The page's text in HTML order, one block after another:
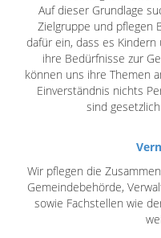
Auf dieser Grundlage
Zielgruppe und pflegen
dafür ein, dass es
ihre Bedürfnisse zur
können uns ihre Themen
Einverständnis nichts
sind
Wir pflegen die
Gemeindebehörde,
sowie Fachstellen wie